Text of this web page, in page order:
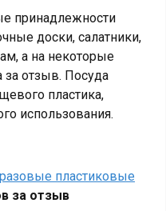
принадлежности
доски, салатники,
а на некоторые
отзыв. Посуда
пластика,
использования.
пластиковые
за отзыв